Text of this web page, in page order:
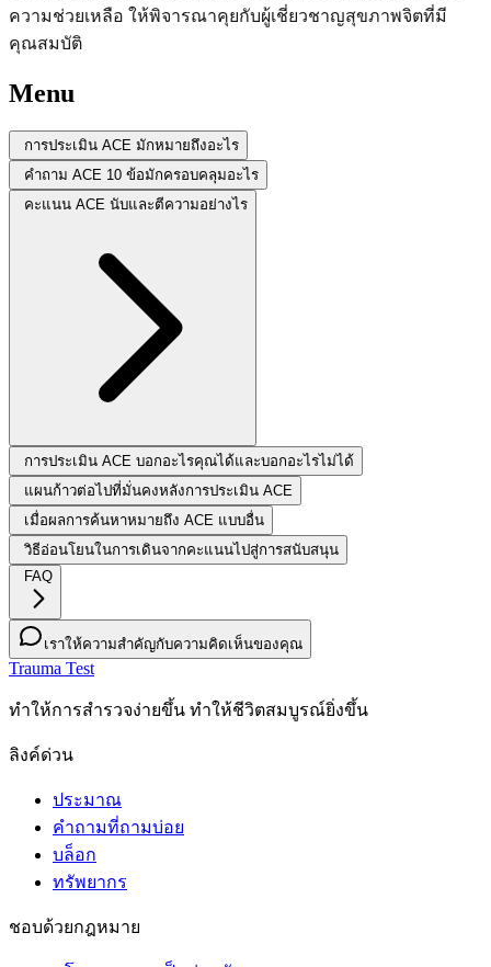
ความช่วยเหลือ ให้พิจารณาคุยกับผู้เชี่ยวชาญสุขภาพจิตที่มี
คุณสมบัติ
Menu
การประเมิน ACE มักหมายถึงอะไร
คำถาม ACE 10 ข้อมักครอบคลุมอะไร
คะแนน ACE นับและตีความอย่างไร
การประเมิน ACE บอกอะไรคุณได้และบอกอะไรไม่ได้
แผนก้าวต่อไปที่มั่นคงหลังการประเมิน ACE
เมื่อผลการค้นหาหมายถึง ACE แบบอื่น
วิธีอ่อนโยนในการเดินจากคะแนนไปสู่การสนับสนุน
FAQ
เราให้ความสำคัญกับความคิดเห็นของคุณ
Trauma Test
ทําให้การสํารวจง่ายขึ้น ทําให้ชีวิตสมบูรณ์ยิ่งขึ้น
ลิงค์ด่วน
ประมาณ
คำถามที่ถามบ่อย
บล็อก
ทรัพยากร
ชอบด้วยกฎหมาย